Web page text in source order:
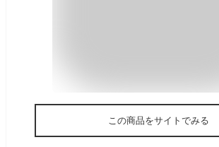
この商品をサイトでみる